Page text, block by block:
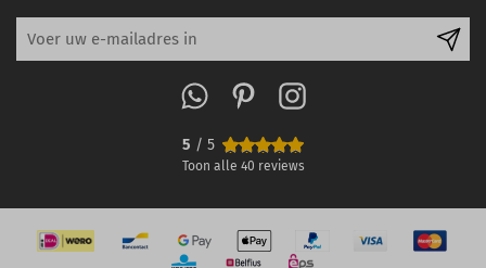
5 / 5
Toon alle 40 reviews